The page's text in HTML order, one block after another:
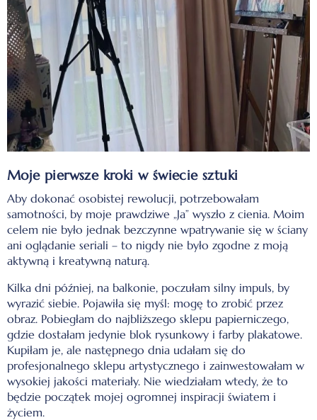
Moje pierwsze kroki w świecie sztuki
Aby dokonać osobistej rewolucji, potrzebowałam
samotności, by moje prawdziwe „Ja” wyszło z cienia. Moim
celem nie było jednak bezczynne wpatrywanie się w ściany
ani oglądanie seriali – to nigdy nie było zgodne z moją
aktywną i kreatywną naturą.
Kilka dni później, na balkonie, poczułam silny impuls, by
wyrazić siebie. Pojawiła się myśl: mogę to zrobić przez
obraz. Pobiegłam do najbliższego sklepu papierniczego,
gdzie dostałam jedynie blok rysunkowy i farby plakatowe.
Kupiłam je, ale następnego dnia udałam się do
profesjonalnego sklepu artystycznego i zainwestowałam w
wysokiej jakości materiały. Nie wiedziałam wtedy, że to
będzie początek mojej ogromnej inspiracji światem i
życiem.